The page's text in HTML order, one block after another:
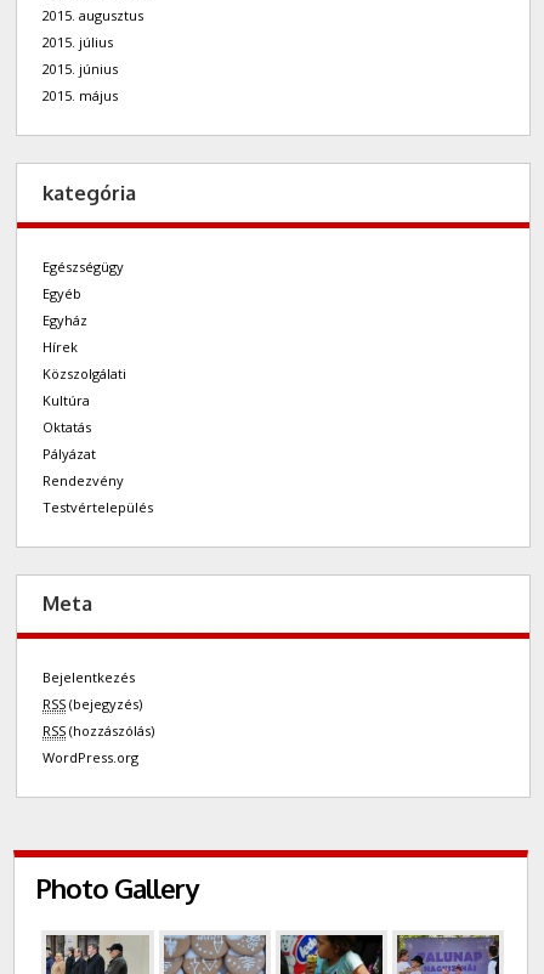
2015. augusztus
2015. július
2015. június
2015. május
kategória
Egészségügy
Egyéb
Egyház
Hírek
Közszolgálati
Kultúra
Oktatás
Pályázat
Rendezvény
Testvértelepülés
Meta
Bejelentkezés
RSS (bejegyzés)
RSS (hozzászólás)
WordPress.org
Photo Gallery